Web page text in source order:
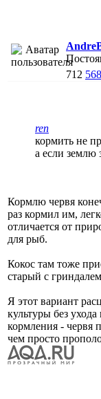
712 568
ren
кормить не
а если землю
Кормлю червя
раз кормил им,
отличается от
для рыб.
Кокос там тоже
старый с
Я этот вариант
культуры без
кормления - червя
чем просто